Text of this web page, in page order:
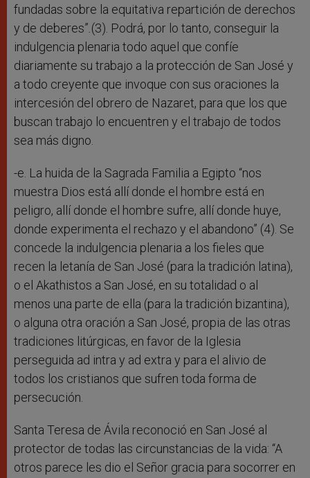
fundadas sobre la equitativa repartición de derechos
y de deberes”.(3). Podrá, por lo tanto, conseguir la
indulgencia plenaria todo aquel que confíe
diariamente su trabajo a la protección de San José y
a todo creyente que invoque con sus oraciones la
intercesión del obrero de Nazaret, para que los que
buscan trabajo lo encuentren y el trabajo de todos
sea más digno.
-e. La huida de la Sagrada Familia a Egipto “nos
muestra Dios está allí donde el hombre está en
peligro, allí donde el hombre sufre, allí donde huye,
donde experimenta el rechazo y el abandono” (4). Se
concede la indulgencia plenaria a los fieles que
recen la letanía de San José (para la tradición latina),
o el Akathistos a San José, en su totalidad o al
menos una parte de ella (para la tradición bizantina),
o alguna otra oración a San José, propia de las otras
tradiciones litúrgicas, en favor de la Iglesia
perseguida ad intra y ad extra y para el alivio de
todos los cristianos que sufren toda forma de
persecución.
Santa Teresa de Ávila reconoció en San José al
protector de todas las circunstancias de la vida: “A
otros parece les dio el Señor gracia para socorrer en